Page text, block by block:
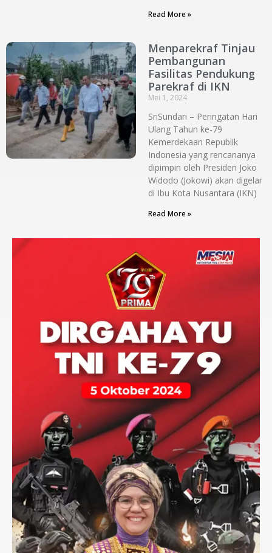
Read More »
Menparekraf Tinjau
Pembangunan
Fasilitas Pendukung
Parekraf di IKN
Mei 1, 2024
SriSundari – Peringatan Hari
Ulang Tahun ke-79
Kemerdekaan Republik
Indonesia yang rencananya
dipimpin oleh Presiden Joko
Widodo (Jokowi) akan digelar
di Ibu Kota Nusantara (IKN)
Read More »